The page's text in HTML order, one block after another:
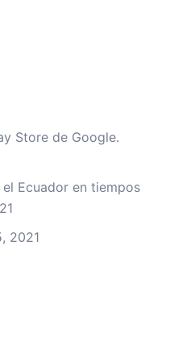
Store de Google.
Ecuador en tiempos
2021